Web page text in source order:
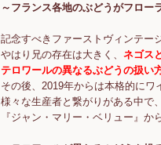
～フランス各地のぶどうがフロー
記念すべきファーストヴィンテー
やはり兄の存在は大きく、 ネゴス
テロワールの異なるぶどうの扱い
その後、2019年からは本格的にワ
様々な生産者と繋がりがある中で
『ジャン・マリー・ベリュー』